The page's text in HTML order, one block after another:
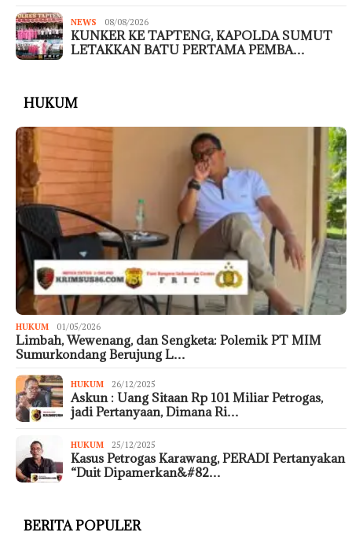
NEWS 08/08/2026
KUNKER KE TAPTENG, KAPOLDA SUMUT
LETAKKAN BATU PERTAMA PEMBA…
HUKUM
HUKUM 01/05/2026
Limbah, Wewenang, dan Sengketa: Polemik PT MIM
Sumurkondang Berujung L…
HUKUM 26/12/2025
Askun : Uang Sitaan Rp 101 Miliar Petrogas,
jadi Pertanyaan, Dimana Ri…
HUKUM 25/12/2025
Kasus Petrogas Karawang, PERADI Pertanyakan
“Duit Dipamerkan&#82…
BERITA POPULER